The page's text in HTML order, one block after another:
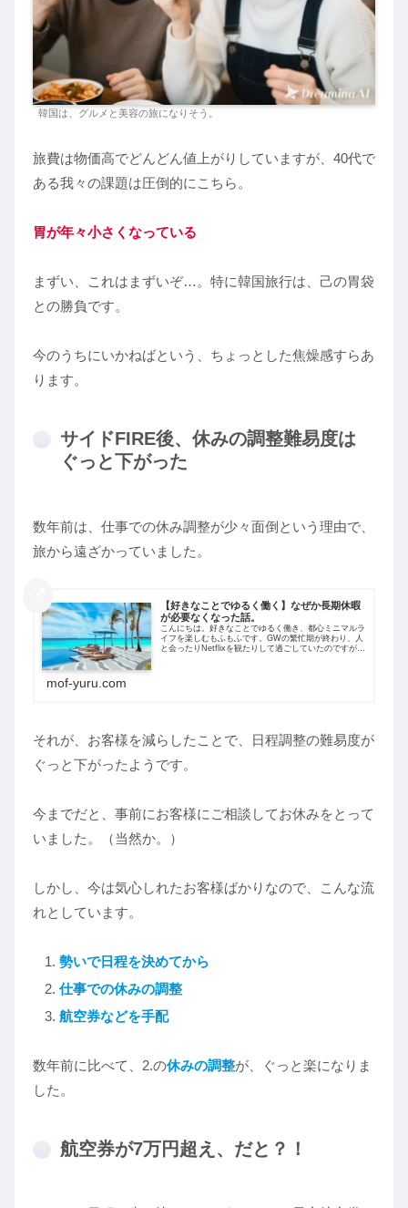
韓国は、グルメと美容の旅になりそう。
旅費は物価高でどんどん値上がりしていますが、40代で
ある我々の課題は圧倒的にこちら。
胃が年々小さくなっている
まずい、これはまずいぞ…。特に韓国旅行は、己の胃袋
との勝負です。
今のうちにいかねばという、ちょっとした焦燥感すらあ
ります。
サイドFIRE後、休みの調整難易度は
ぐっと下がった
数年前は、仕事での休み調整が少々面倒という理由で、
旅から遠ざかっていました。
【好きなことでゆるく働く】なぜか長期休暇
が必要なくなった話。
こんにちは。好きなことでゆるく働き、都心ミニマルラ
イフを楽しむもふもふです。GWの繁忙期が終わり、人
と会ったりNetflixを観たりして過ごしていたのですが。
mof-yuru.com
それが、お客様を減らしたことで、日程調整の難易度が
ぐっと下がったようです。
今までだと、事前にお客様にご相談してお休みをとって
いました。（当然か。）
しかし、今は気心しれたお客様ばかりなので、こんな流
れとしています。
勢いで日程を決めてから
仕事での休みの調整
航空券などを手配
数年前に比べて、2.の休みの調整が、ぐっと楽になりま
した。
航空券が7万円超え、だと？！